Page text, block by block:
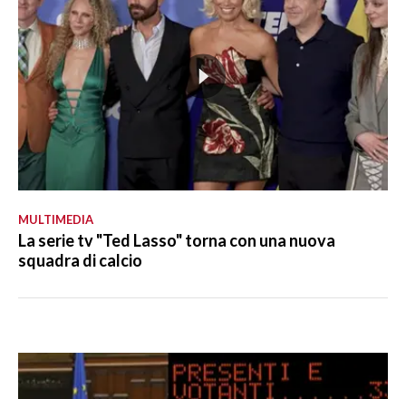
MULTIMEDIA
La serie tv "Ted Lasso" torna con una nuova
squadra di calcio